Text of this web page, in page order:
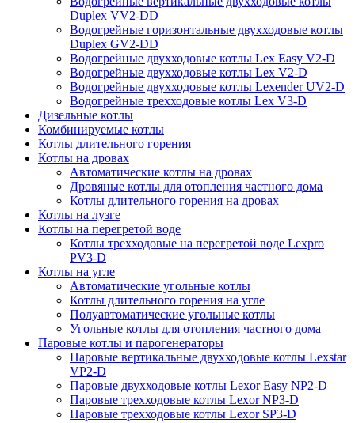
Duplex VV2-DD
Водогрейные горизонтальные двухходовые котлы
Duplex GV2-DD
Водогрейные двухходовые котлы Lex Easy V2-D
Водогрейные двухходовые котлы Lex V2-D
Водогрейные двухходовые котлы Lexender UV2-D
Водогрейные трехходовые котлы Lex V3-D
Дизельные котлы
Комбинируемые котлы
Котлы длительного горения
Котлы на дровах
Автоматические котлы на дровах
Дровяные котлы для отопления частного дома
Котлы длительного горения на дровах
Котлы на лузге
Котлы на перегретой воде
Котлы трехходовые на перегретой воде Lexpro
PV3-D
Котлы на угле
Автоматические угольные котлы
Котлы длительного горения на угле
Полуавтоматические угольные котлы
Угольные котлы для отопления частного дома
Паровые котлы и парогенераторы
Паровые вертикальные двухходовые котлы Lexstar
VP2-D
Паровые двухходовые котлы Lexor Easy NP2-D
Паровые трехходовые котлы Lexor NP3-D
Паровые трехходовые котлы Lexor SP3-D